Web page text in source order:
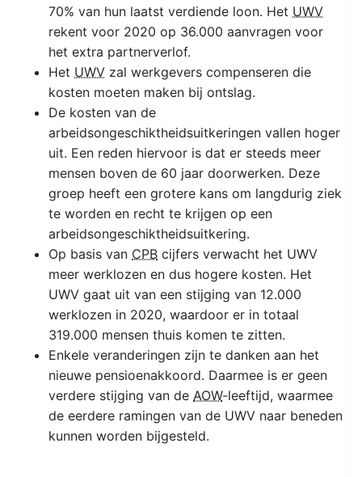
70% van hun laatst verdiende loon. Het UWV
rekent voor 2020 op 36.000 aanvragen voor
het extra partnerverlof.
Het UWV zal werkgevers compenseren die
kosten moeten maken bij ontslag.
De kosten van de
arbeidsongeschiktheidsuitkeringen vallen hoger
uit. Een reden hiervoor is dat er steeds meer
mensen boven de 60 jaar doorwerken. Deze
groep heeft een grotere kans om langdurig ziek
te worden en recht te krijgen op een
arbeidsongeschiktheidsuitkering.
Op basis van CPB cijfers verwacht het UWV
meer werklozen en dus hogere kosten. Het
UWV gaat uit van een stijging van 12.000
werklozen in 2020, waardoor er in totaal
319.000 mensen thuis komen te zitten.
Enkele veranderingen zijn te danken aan het
nieuwe pensioenakkoord. Daarmee is er geen
verdere stijging van de AOW-leeftijd, waarmee
de eerdere ramingen van de UWV naar beneden
kunnen worden bijgesteld.